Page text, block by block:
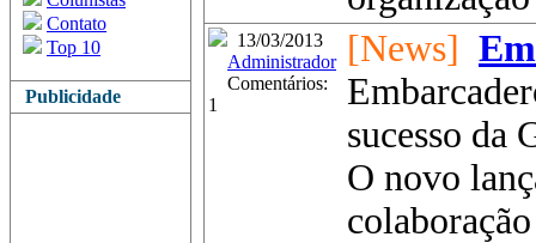
Contato
Top 10
Publicidade
13/03/2013
Administrador
Comentários:
1
[News]
sucesso da
O novo